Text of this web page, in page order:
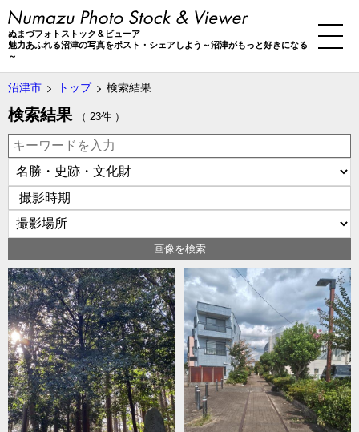
ぬまづフォトストック＆ビューア
魅力あふれる沼津の写真をポスト・シェアしよう～沼津がもっと好きになる
～
沼津市 トップ 検索結果
検索結果 （ 23件 ）
画像を検索